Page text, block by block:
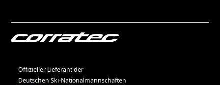
Offizieller Lieferant der
Deutschen Ski-Nationalmannschaften